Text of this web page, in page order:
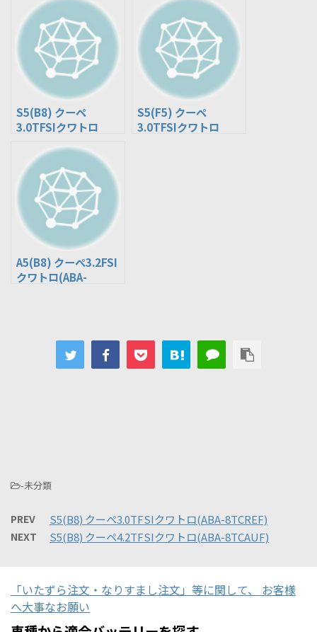
S5(B8) クーペ
3.0TFSIクワトロ
S5(F5) クーペ
3.0TFSIクワトロ
A5(B8) クーペ3.2FSI
クワトロ(ABA-
-未分類
PREV S5(B8) クーペ3.0TFSIクワトロ(ABA-8TCREF)
NEXT S5(B8) クーペ4.2TFSIクワトロ(ABA-8TCAUF)
「いたずら注文・なりすまし注文」等に関して、 お客様
へ大事なお願い